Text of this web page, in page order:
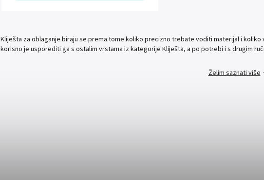
Kliješta za oblaganje biraju se prema tome koliko precizno trebate voditi materijal i
korisno je usporediti ga s ostalim vrstama iz kategorije Kliješta, a po potrebi i s drugim
Želim saznati više